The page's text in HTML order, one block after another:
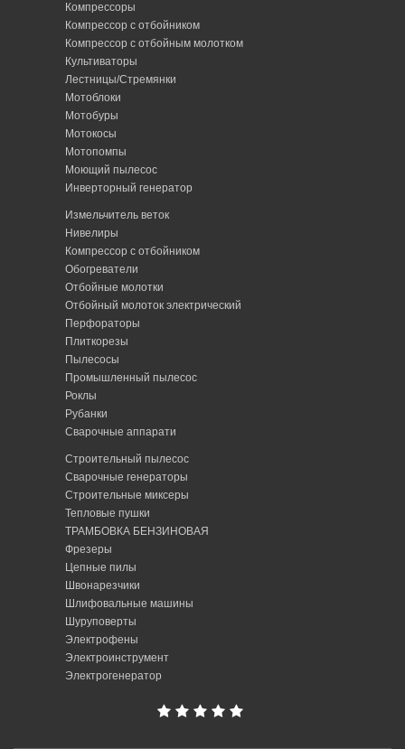
Компрессоры
Компрессор с отбойником
Компрессор с отбойным молотком
Культиваторы
Лестницы/Стремянки
Мотоблоки
Мотобуры
Мотокосы
Мотопомпы
Моющий пылесос
Инверторный генератор
Измельчитель веток
Нивелиры
Компрессор с отбойником
Обогреватели
Отбойные молотки
Отбойный молоток электрический
Перфораторы
Плиткорезы
Пылесосы
Промышленный пылесос
Роклы
Рубанки
Сварочные аппарати
Строительный пылесос
Сварочные генераторы
Строительные миксеры
Тепловые пушки
ТРАМБОВКА БЕНЗИНОВАЯ
Фрезеры
Цепные пилы
Швонарезчики
Шлифовальные машины
Шуруповерты
Электрофены
Электроинструмент
Электрогенератор